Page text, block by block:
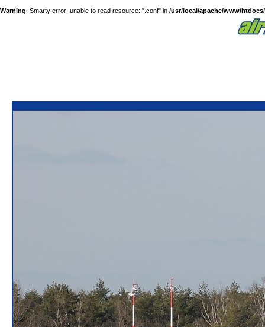
Warning: Smarty error: unable to read resource: ".conf" in /usr/local/apache/www/